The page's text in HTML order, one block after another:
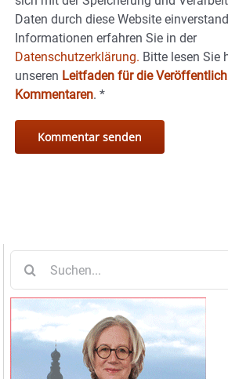
Daten durch diese Website
Informationen erfahren Sie in der
Datenschutzerklärung. Bitte lesen Sie
unseren Leitfaden für die
Kommentaren. *
nach: